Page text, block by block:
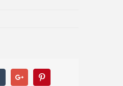
TumblrGoogle+